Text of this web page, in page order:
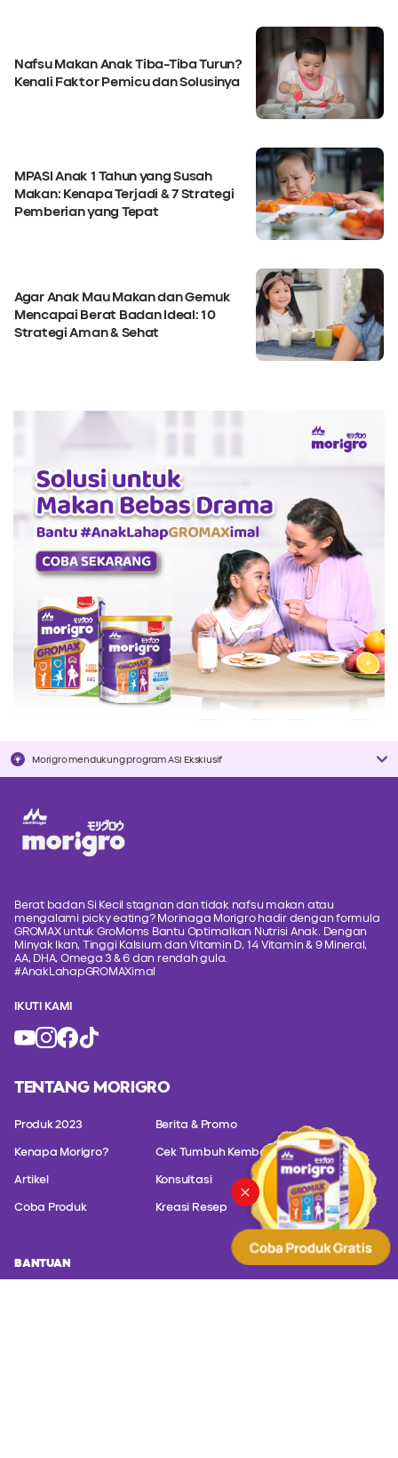
Nafsu Makan Anak Tiba-Tiba Turun?
Kenali Faktor Pemicu dan Solusinya
MPASI Anak 1 Tahun yang Susah
Makan: Kenapa Terjadi & 7 Strategi
Pemberian yang Tepat
Agar Anak Mau Makan dan Gemuk
Mencapai Berat Badan Ideal: 10
Strategi Aman & Sehat
Morigro mendukung program ASI Eksklusif
Berat badan Si Kecil stagnan dan tidak nafsu makan atau
mengalami picky eating? Morinaga Morigro hadir dengan formula
GROMAX untuk GroMoms Bantu Optimalkan Nutrisi Anak. Dengan
Minyak Ikan, Tinggi Kalsium dan Vitamin D, 14 Vitamin & 9 Mineral,
AA, DHA, Omega 3 & 6 dan rendah gula.
#AnakLahapGROMAXimal
IKUTI KAMI
TENTANG MORIGRO
Produk 2023
Kenapa Morigro?
Artikel
Coba Produk
Berita & Promo
Cek Tumbuh Kembang
Konsultasi
Kreasi Resep
BANTUAN